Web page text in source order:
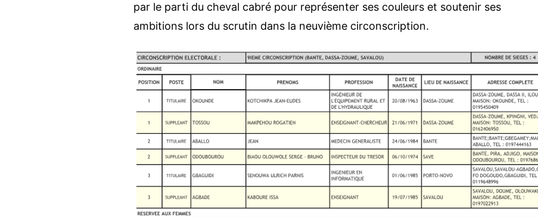
par le parti du cheval cabré pour représenter ses couleurs et soutenir ses
ambitions lors du scrutin dans la neuvième circonscription.